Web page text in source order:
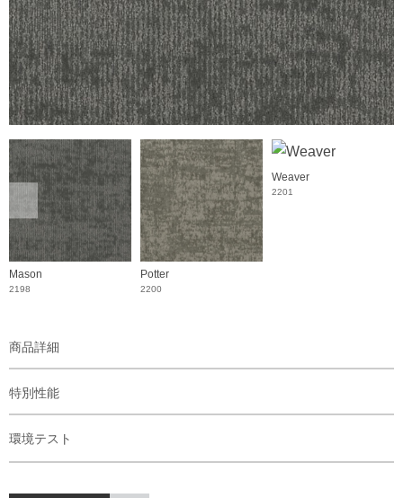
Mason
2198
Potter
2200
Weaver
2201
商品詳細
特別性能
環境テスト